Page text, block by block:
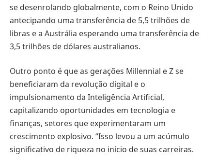
se desenrolando globalmente, com o Reino Unido
antecipando uma transferência de 5,5 trilhões de
libras e a Austrália esperando uma transferência de
3,5 trilhões de dólares australianos.
Outro ponto é que as gerações Millennial e Z se
beneficiaram da revolução digital e o
impulsionamento da Inteligência Artificial,
capitalizando oportunidades em tecnologia e
finanças, setores que experimentaram um
crescimento explosivo. “Isso levou a um acúmulo
significativo de riqueza no início de suas carreiras.